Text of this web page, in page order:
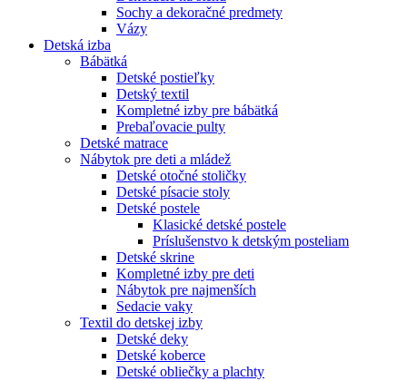
Sochy a dekoračné predmety
Vázy
Detská izba
Bábätká
Detské postieľky
Detský textil
Kompletné izby pre bábätká
Prebaľovacie pulty
Detské matrace
Nábytok pre deti a mládež
Detské otočné stoličky
Detské písacie stoly
Detské postele
Klasické detské postele
Príslušenstvo k detským posteliam
Detské skrine
Kompletné izby pre deti
Nábytok pre najmenších
Sedacie vaky
Textil do detskej izby
Detské deky
Detské koberce
Detské obliečky a plachty